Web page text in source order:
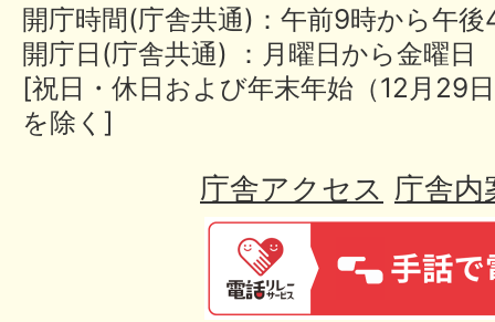
開庁時間(庁舎共通)：午前9時から午
開庁日(庁舎共通) ：月曜日から金曜日
[祝日・休日および年末年始（12月29
を除く]
庁舎アクセス 庁舎内